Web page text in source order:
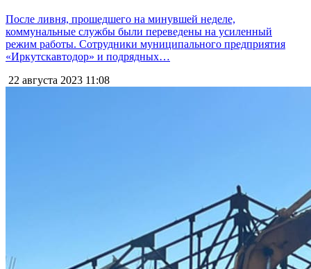
После ливня, прошедшего на минувшей неделе,
коммунальные службы были переведены на усиленный
режим работы. Сотрудники муниципального предприятия
«Иркутскавтодор» и подрядных…
22 августа 2023 11:08